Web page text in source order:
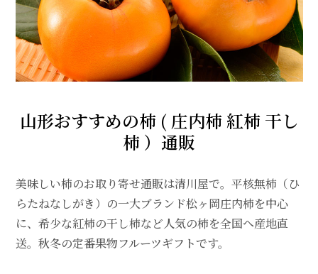
山形おすすめの柿 ( 庄内柿 紅柿 干し
柿 ）通販
美味しい柿のお取り寄せ通販は清川屋で。平核無柿（ひ
らたねなしがき）の一大ブランド松ヶ岡庄内柿を中心
に、希少な紅柿の干し柿など人気の柿を全国へ産地直
送。秋冬の定番果物フルーツギフトです。